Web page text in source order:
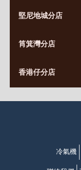
營業時間:
九龍太子太子道西141
堅尼地城分店
營業時間:
香港堅尼地城卑路乍
(堅尼地城地鐵站B
筲箕灣分店
營業時間:
(10:00am-
香港仔分店
營業時間:
香港香港仔成都道
(黃竹坑地鐵站轉4M專
冷氣機